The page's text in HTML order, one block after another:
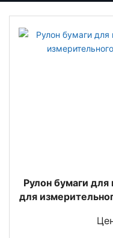
Рулон бумаги
для